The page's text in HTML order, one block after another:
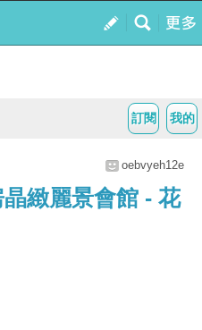
我的
訂閱
oebvyeh12e
緻麗景會館 - 花